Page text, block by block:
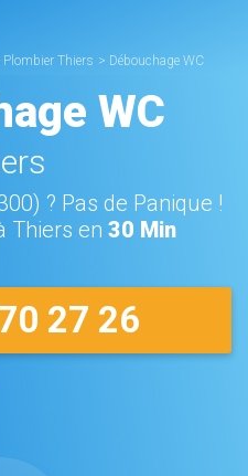
Plombier Thiers > Débouchage WC
WC
? Pas de Panique !
Thiers en 30 Min
27 26